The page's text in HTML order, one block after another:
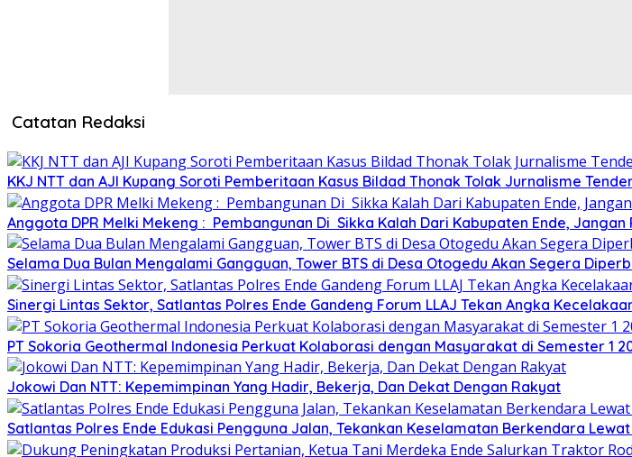
Catatan Redaksi
KKJ NTT dan AJI Kupang Soroti Pemberitaan Kasus Bildad Thonak Tolak Jurnalisme
Anggota DPR Melki Mekeng : Pembangunan Di Sikka Kalah Dari Kabupaten Ende, Jangan
Selama Dua Bulan Mengalami Gangguan, Tower BTS di Desa Otogedu Akan Segera
Sinergi Lintas Sektor, Satlantas Polres Ende Gandeng Forum LLAJ Tekan Angka
PT Sokoria Geothermal Indonesia Perkuat Kolaborasi dengan Masyarakat di Semester 1
Jokowi Dan NTT: Kepemimpinan Yang Hadir, Bekerja, Dan Dekat Dengan Rakyat
Satlantas Polres Ende Edukasi Pengguna Jalan, Tekankan Keselamatan Berkendara